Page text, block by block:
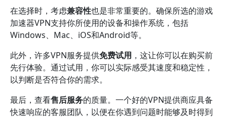
在选择时，考虑兼容性也是非常重要的。确保所选的游戏
加速器VPN支持你所使用的设备和操作系统，包括
Windows、Mac、iOS和Android等。
此外，许多VPN服务提供免费试用 ，这让你可以在购买前
先行体验。通过试用，你可以实际感受其速度和稳定性，
以判断是否符合你的需求。
最后，查看售后服务的质量。一个好的VPN提供商应具备
快速响应的客服团队，以便在你遇到问题时能够及时得到